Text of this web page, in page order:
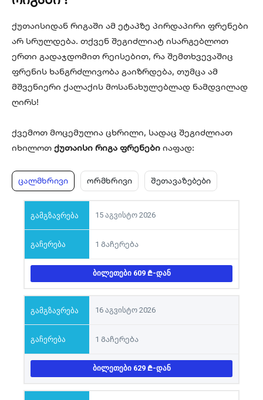
ქუთაისიდან რიგაში ამ ეტაპზე პირდაპირი ფრენები
არ სრულდება. თქვენ შეგიძლიატ ისარგებლოთ
ერთი გადაჯდომით რეისებით, რა შემთხვევაშიც
ფრენის ხანგრძლივობა გაიზრდება, თუმცა ამ
მშვენიერი ქალაქის მოსანახულებლად ნამდვილად
ღირს!
ქვემოთ მოცემულია ცხრილი, სადაც შეგიძლიათ
იხილოთ ქუთაისი რიგა ფრენები იაფად:
ცალმხრივი ორმხრივი შეთავაზებები
15 აგვისტო 2026
1 Გაჩერება
ᲑᲘᲚᲔᲗᲔᲑᲘ 609 -ᲓᲐᲜ
16 აგვისტო 2026
1 Გაჩერება
ᲑᲘᲚᲔᲗᲔᲑᲘ 629 -ᲓᲐᲜ